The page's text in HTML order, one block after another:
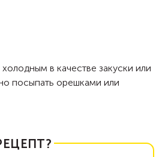
в качестве закуски или
посыпать орешками или